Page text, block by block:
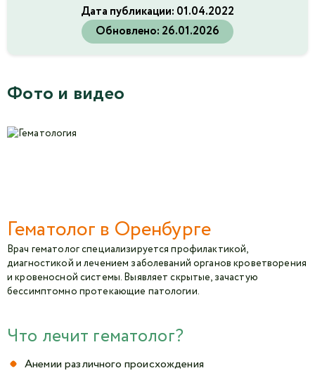
Дата публикации: 01.04.2022
Обновлено: 26.01.2026
Фото и видео
Гематолог в Оренбурге
Врач гематолог специализируется профилактикой,
диагностикой и лечением заболеваний органов кроветворения
и кровеносной системы. Выявляет скрытые, зачастую
бессимптомно протекающие патологии.
Что лечит гематолог?
Анемии различного происхождения